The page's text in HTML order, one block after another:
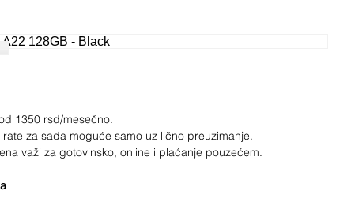
1350 rsd/mesečno.
rate za sada moguće samo uz lično preuzimanje.
važi za gotovinsko, online i plaćanje pouzećem.